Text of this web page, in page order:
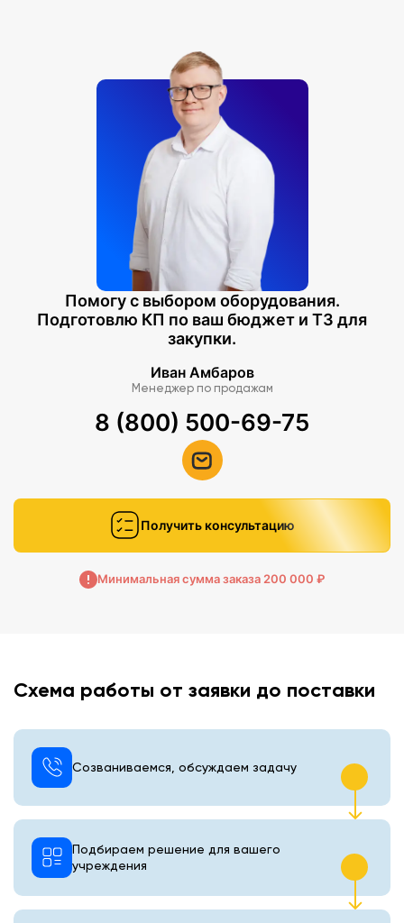
Помогу с выбором оборудования.
Подготовлю КП по ваш бюджет и ТЗ для
закупки.
Иван Амбаров
Менеджер по продажам
8 (800) 500-69-75
Получить консультацию
Минимальная сумма заказа 200 000 ₽
Схема работы от заявки до поставки
Созваниваемся, обсуждаем задачу
Подбираем решение для вашего
учреждения